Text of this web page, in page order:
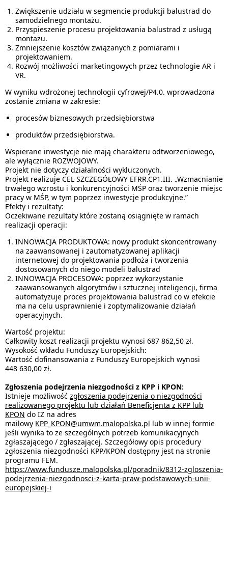
Zwiększenie udziału w segmencie produkcji balustrad do
samodzielnego montażu.
Przyspieszenie procesu projektowania balustrad z usługą
montażu.
Zmniejszenie kosztów związanych z pomiarami i
projektowaniem.
Rozwój możliwości marketingowych przez technologie AR i
VR.
W wyniku wdrożonej technologii cyfrowej/P4.0. wprowadzona
zostanie zmiana w zakresie:
procesów biznesowych przedsiębiorstwa
produktów przedsiębiorstwa.
Wspierane inwestycje nie mają charakteru odtworzeniowego,
ale wyłącznie ROZWOJOWY.
Projekt nie dotyczy działalności wykluczonych.
Projekt realizuje CEL SZCZEGÓŁOWY EFRR.CP1.III. „Wzmacnianie
trwałego wzrostu i konkurencyjności MŚP oraz tworzenie miejsc
pracy w MŚP, w tym poprzez inwestycje produkcyjne.”
Efekty i rezultaty:
Oczekiwane rezultaty które zostaną osiągnięte w ramach
realizacji operacji:
INNOWACJA PRODUKTOWA: nowy produkt skoncentrowany
na zaawansowanej i zautomatyzowanej aplikacji
internetowej do projektowania podłoża i tworzenia
dostosowanych do niego modeli balustrad
INNOWACJA PROCESOWA: poprzez wykorzystanie
zaawansowanych algorytmów i sztucznej inteligencji, firma
automatyzuje proces projektowania balustrad co w efekcie
ma na celu usprawnienie i zoptymalizowanie działań
operacyjnych.
Wartość projektu:
Całkowity koszt realizacji projektu wynosi 687 862,50 zł.
Wysokość wkładu Funduszy Europejskich:
Wartość dofinansowania z Funduszy Europejskich wynosi
448 630,00 zł.
Zgłoszenia podejrzenia niezgodności z KPP i KPON:
Istnieje możliwość zgłoszenia podejrzenia o niezgodności
realizowanego projektu lub działań Beneficjenta z KPP lub
KPON do IZ na adres
mailowy KPP_KPON@umwm.malopolska.pl lub w innej formie
jeśli wynika to ze szczególnych potrzeb komunikacyjnych
zgłaszającego / zgłaszającej. Szczegółowy opis procedury
zgłoszenia niezgodności KPP/KPON dostępny jest na stronie
programu FEM.
https://www.fundusze.malopolska.pl/poradnik/8312-zgloszenia-
podejrzenia-niezgodnosci-z-karta-praw-podstawowych-unii-
europejskiej-i